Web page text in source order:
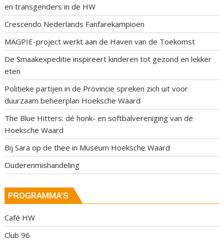
en transgenders in de HW
Crescendo Nederlands Fanfarekampioen
MAGPIE-project werkt aan de Haven van de Toekomst
De Smaakexpeditie inspireert kinderen tot gezond en lekker
eten
Politieke partijen in de Provincie spreken zich uit voor
duurzaam beheerplan Hoeksche Waard
The Blue Hitters: dé honk- en softbalvereniging van de
Hoeksche Waard
Bij Sara op de thee in Museum Hoeksche Waard
Ouderenmishandeling
PROGRAMMA’S
Café HW
Club 96